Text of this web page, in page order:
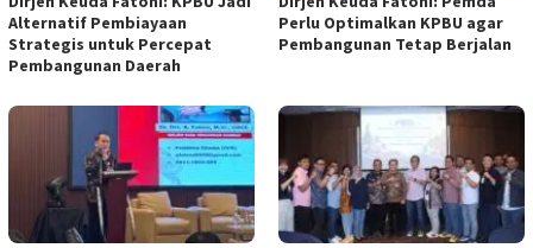
Alternatif Pembiayaan
Strategis untuk Percepat
Pembangunan Daerah
Perlu Optimalkan KPBU agar
Pembangunan Tetap Berjalan